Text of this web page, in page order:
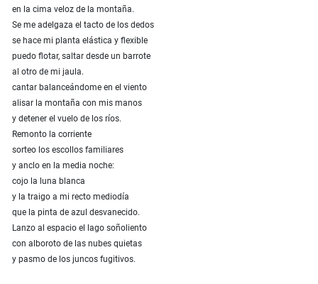
en la cima veloz de la montaña.
Se me adelgaza el tacto de los dedos
se hace mi planta elástica y flexible
puedo flotar, saltar desde un barrote
al otro de mi jaula.
cantar balanceándome en el viento
alisar la montaña con mis manos
y detener el vuelo de los ríos.
Remonto la corriente
sorteo los escollos familiares
y anclo en la media noche:
cojo la luna blanca
y la traigo a mi recto mediodía
que la pinta de azul desvanecido.
Lanzo al espacio el lago soñoliento
con alboroto de las nubes quietas
y pasmo de los juncos fugitivos.